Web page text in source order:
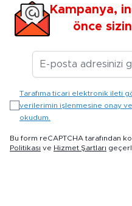
Kampanya,
önce
Tarafıma ticari elektronik ileti
verilerimin işlenmesine onay
okudum.
Bu form reCAPTCHA tarafından
Politikası ve Hizmet Şartları